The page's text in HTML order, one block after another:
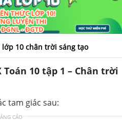
lớp 10 chân trời sáng tạo
Toán 10 tập 1 – Chân trời
tam giác sau:
CÁO